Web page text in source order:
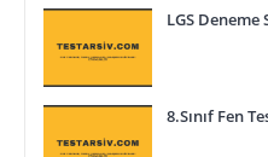
LGS Deneme
8.Sınıf Fen